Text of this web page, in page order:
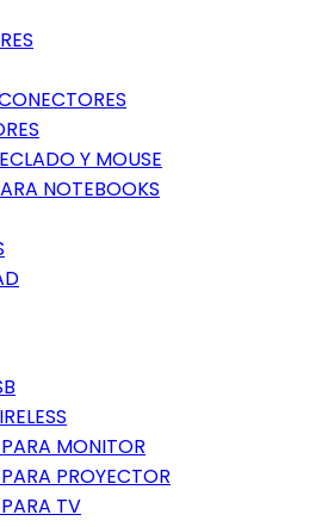
Y MOUSE
NOTEBOOKS
MONITOR
PROYECTOR
TV